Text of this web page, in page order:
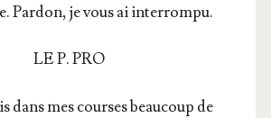
Par­don, je vous ai interrompu.
LE P. PRO
dans mes courses beau­coup de